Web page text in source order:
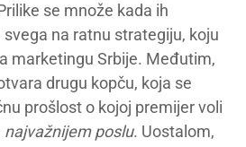
se množe kada ih
svega na ratnu strategiju, koju
marketingu Srbije. Međutim,
drugu kopču, koja se
prošlost o kojoj premijer voli
najvažnijem poslu. Uostalom,